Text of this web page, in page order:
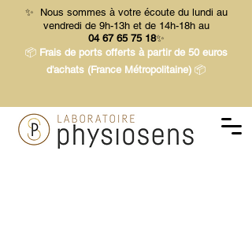
✨ Nous sommes à votre écoute du lundi au
vendredi de 9h-13h et de 14h-18h au
04 67 65 75 18✨
📦 Frais de ports offerts à partir de 50 euros
d'achats (France Métropolitaine) 📦